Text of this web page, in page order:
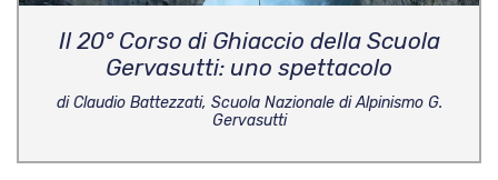
Il 20° Corso di Ghiaccio della Scuola
Gervasutti: uno spettacolo
di Claudio Battezzati, Scuola Nazionale di Alpinismo G.
Gervasutti